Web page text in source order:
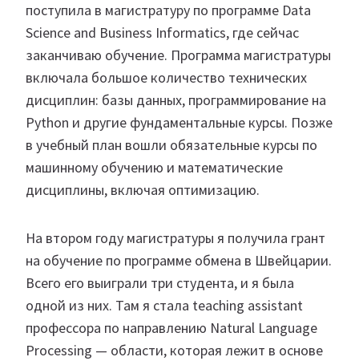
поступила в магистратуру по программе Data
Science and Business Informatics, где сейчас
заканчиваю обучение. Программа магистратуры
включала большое количество технических
дисциплин: базы данных, программирование на
Python и другие фундаментальные курсы. Позже
в учебный план вошли обязательные курсы по
машинному обучению и математические
дисциплины, включая оптимизацию.
На втором году магистратуры я получила грант
на обучение по программе обмена в Швейцарии.
Всего его выиграли три студента, и я была
одной из них. Там я стала teaching assistant
профессора по направлению Natural Language
Processing — области, которая лежит в основе